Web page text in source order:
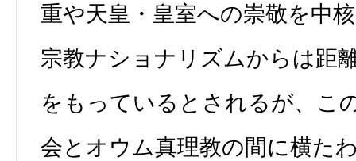
重や天皇・皇室への崇敬を中
宗教ナショナリズムからは距
をもっているとされるが、こ
会とオウム真理教の間に横た